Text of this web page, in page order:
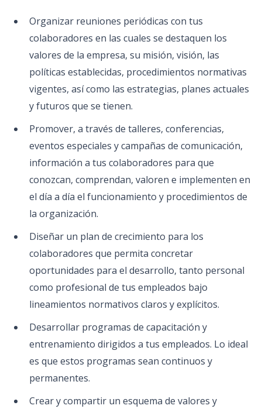
Organizar reuniones periódicas con tus
colaboradores en las cuales se destaquen los
valores de la empresa, su misión, visión, las
políticas establecidas, procedimientos normativas
vigentes, así como las estrategias, planes actuales
y futuros que se tienen.
Promover, a través de talleres, conferencias,
eventos especiales y campañas de comunicación,
información a tus colaboradores para que
conozcan, comprendan, valoren e implementen en
el día a día el funcionamiento y procedimientos de
la organización.
Diseñar un plan de crecimiento para los
colaboradores que permita concretar
oportunidades para el desarrollo, tanto personal
como profesional de tus empleados bajo
lineamientos normativos claros y explícitos.
Desarrollar programas de capacitación y
entrenamiento dirigidos a tus empleados. Lo ideal
es que estos programas sean continuos y
permanentes.
Crear y compartir un esquema de valores y